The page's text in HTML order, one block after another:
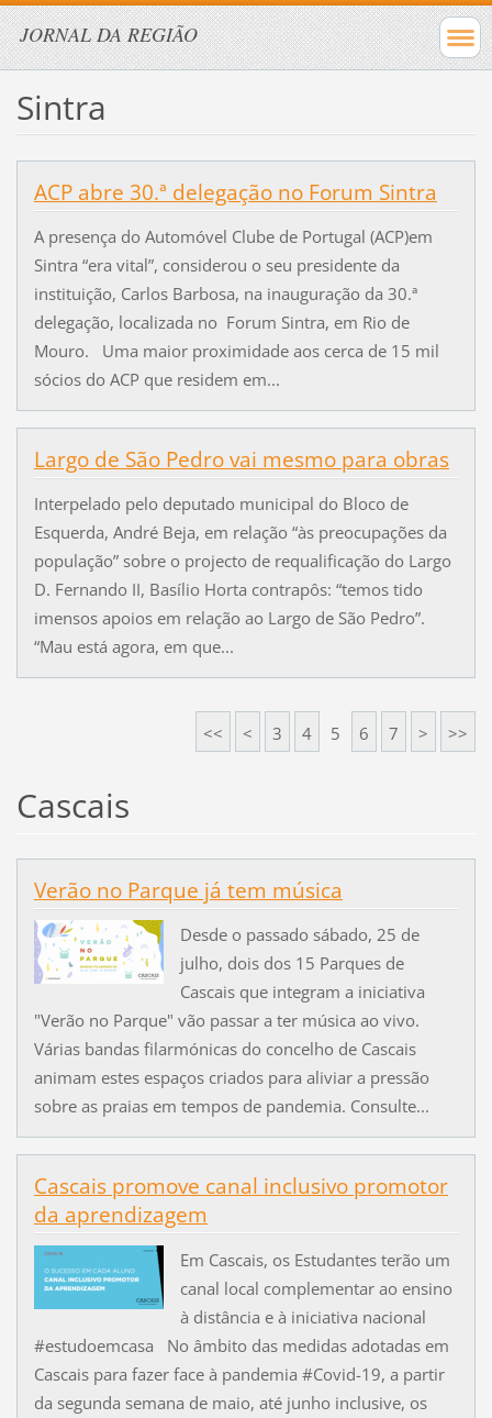
JORNAL DA REGIÃO
Sintra
ACP abre 30.ª delegação no Forum Sintra
A presença do Automóvel Clube de Portugal (ACP)em
Sintra “era vital”, considerou o seu presidente da
instituição, Carlos Barbosa, na inauguração da 30.ª
delegação, localizada no Forum Sintra, em Rio de
Mouro. Uma maior proximidade aos cerca de 15 mil
sócios do ACP que residem em...
Largo de São Pedro vai mesmo para obras
Interpelado pelo deputado municipal do Bloco de
Esquerda, André Beja, em relação “às preocupações da
população” sobre o projecto de requalificação do Largo
D. Fernando II, Basílio Horta contrapôs: “temos tido
imensos apoios em relação ao Largo de São Pedro”.
“Mau está agora, em que...
<< < 3 4 5 6 7 > >>
Cascais
Verão no Parque já tem música
Desde o passado sábado, 25 de
julho, dois dos 15 Parques de
Cascais que integram a iniciativa
"Verão no Parque" vão passar a ter música ao vivo.
Várias bandas filarmónicas do concelho de Cascais
animam estes espaços criados para aliviar a pressão
sobre as praias em tempos de pandemia. Consulte...
Cascais promove canal inclusivo promotor
da aprendizagem
Em Cascais, os Estudantes terão um
canal local complementar ao ensino
à distância e à iniciativa nacional
#estudoemcasa No âmbito das medidas adotadas em
Cascais para fazer face à pandemia #Covid-19, a partir
da segunda semana de maio, até junho inclusive, os